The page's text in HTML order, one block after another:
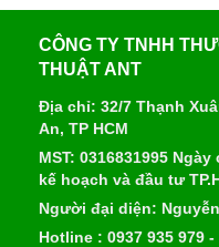
CÔNG TY TNHH
THUẬT ANT
Địa chỉ: 32/7 Thạnh
An, TP HCM
MST: 0316831995
kế hoạch và đầu tư
Người đại diện:
Hotline : 0937 935 979 -